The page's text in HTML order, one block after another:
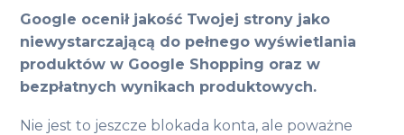
Google ocenił jakość Twojej strony jako
niewystarczającą do pełnego wyświetlania
produktów w Google Shopping oraz w
bezpłatnych wynikach produktowych.
Nie jest to jeszcze blokada konta, ale poważne